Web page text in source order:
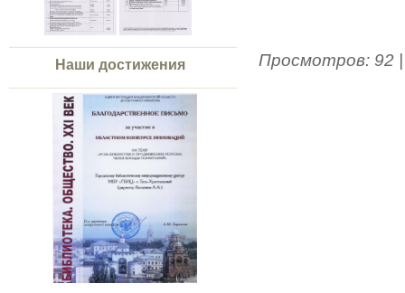
Наши достижения Просмотров: 92